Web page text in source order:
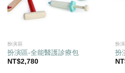
扮演區
扮演區-全能醫護診療包
NT$2,780
扮
扮